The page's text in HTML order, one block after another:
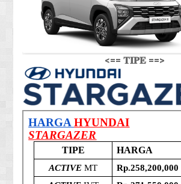
<== 𝐓𝐈𝐏𝐄 ==>